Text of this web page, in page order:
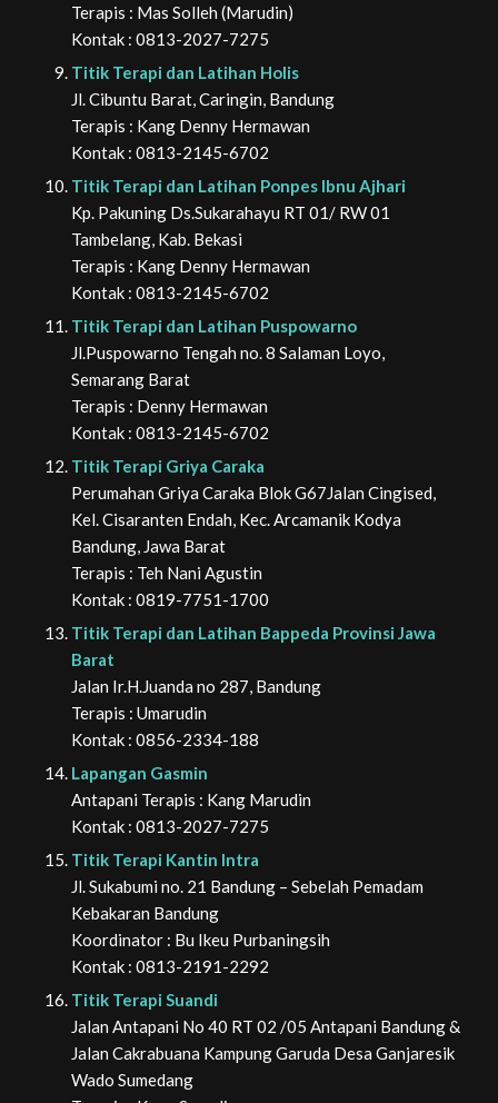
Terapis : Mas Solleh (Marudin)
Kontak : 0813-2027-7275
Titik Terapi dan Latihan Holis
Jl. Cibuntu Barat, Caringin, Bandung
Terapis : Kang Denny Hermawan
Kontak : 0813-2145-6702
Titik Terapi dan Latihan Ponpes Ibnu Ajhari
Kp. Pakuning Ds.Sukarahayu RT 01/ RW 01
Tambelang, Kab. Bekasi
Terapis : Kang Denny Hermawan
Kontak : 0813-2145-6702
Titik Terapi dan Latihan Puspowarno
Jl.Puspowarno Tengah no. 8 Salaman Loyo,
Semarang Barat
Terapis : Denny Hermawan
Kontak : 0813-2145-6702
Titik Terapi Griya Caraka
Perumahan Griya Caraka Blok G67Jalan Cingised,
Kel. Cisaranten Endah, Kec. Arcamanik Kodya
Bandung, Jawa Barat
Terapis : Teh Nani Agustin
Kontak : 0819-7751-1700
Titik Terapi dan Latihan Bappeda Provinsi Jawa
Barat
Jalan Ir.H.Juanda no 287, Bandung
Terapis : Umarudin
Kontak : 0856-2334-188
Lapangan Gasmin
Antapani Terapis : Kang Marudin
Kontak : 0813-2027-7275
Titik Terapi Kantin Intra
Jl. Sukabumi no. 21 Bandung – Sebelah Pemadam
Kebakaran Bandung
Koordinator : Bu Ikeu Purbaningsih
Kontak : 0813-2191-2292
Titik Terapi Suandi
Jalan Antapani No 40 RT 02 /05 Antapani Bandung &
Jalan Cakrabuana Kampung Garuda Desa Ganjaresik
Wado Sumedang